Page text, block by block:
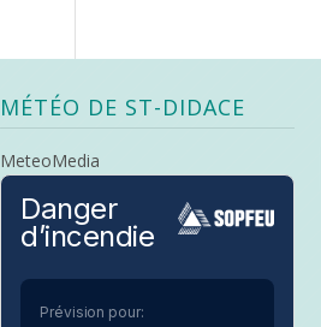
MÉTÉO DE ST-DIDACE
MeteoMedia
Danger
d’incendie
Prévision pour: